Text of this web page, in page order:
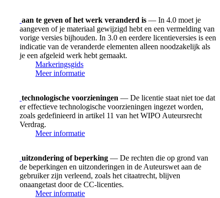
aan te geven of het werk veranderd is — In 4.0 moet je
aangeven of je materiaal gewijzigd hebt en een vermelding van
vorige versies bijhouden. In 3.0 en eerdere licentieversies is een
indicatie van de veranderde elementen alleen noodzakelijk als
je een afgeleid werk hebt gemaakt.
Markeringsgids
Meer informatie
technologische voorzieningen — De licentie staat niet toe dat
er effectieve technologische voorzieningen ingezet worden,
zoals gedefinieerd in artikel 11 van het WIPO Auteursrecht
Verdrag.
Meer informatie
uitzondering of beperking — De rechten die op grond van
de beperkingen en uitzonderingen in de Auteurswet aan de
gebruiker zijn verleend, zoals het citaatrecht, blijven
onaangetast door de CC-licenties.
Meer informatie